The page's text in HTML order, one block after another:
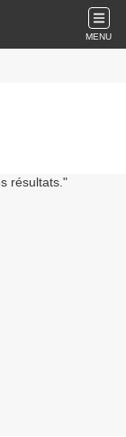
MENU